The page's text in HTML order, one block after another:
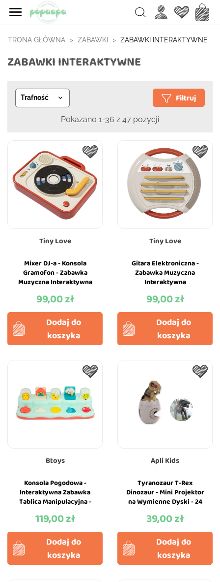
 Search Ulubione
STRONA GŁÓWNA ZABAWKI ZABAWKI INTERAKTYWNE
ZABAWKI INTERAKTYWNE
Trafność  Filtruj
Pokazano 1-36 z 47 pozycji
Tiny Love
Mixer DJ-a - Konsola
Gramofon - Zabawka
Muzyczna Interaktywna
Rockers
Cena
99,00 zł
Dodaj do
koszyka
Tiny Love
Gitara Elektroniczna -
Zabawka Muzyczna
Interaktywna
Rockers
Cena
99,00 zł
Dodaj do
koszyka
Btoys
Konsola Pogodowa -
Interaktywna Zabawka
Tablica Manipulacyjna -
Cena
119,00 zł
Dodaj do
koszyka
Apli Kids
Tyranozaur T-Rex
Dinozaur - Mini Projektor
na Wymienne Dyski - 24
Cena
39,00 zł
Dodaj do
koszyka